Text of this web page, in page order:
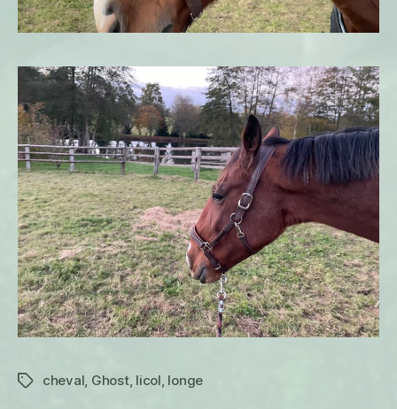
Étiquettes
cheval Ghost, licol longe